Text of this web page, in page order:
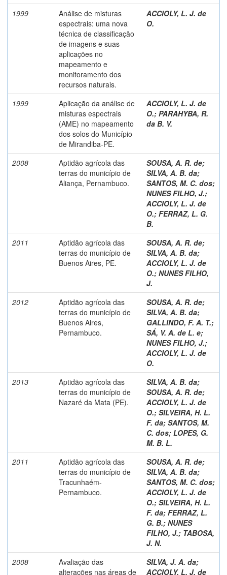
1999
Análise de misturas
espectrais: uma nova
técnica de classificação
de imagens e suas
aplicações no
mapeamento e
monitoramento dos
recursos naturais.
ACCIOLY, L. J. de
O.
1999
Aplicação da análise de
misturas espectrais
(AME) no mapeamento
dos solos do Município
de Mirandiba-PE.
ACCIOLY, L. J. de
O.; PARAHYBA, R.
da B. V.
2008
Aptidão agrícola das
terras do município de
Aliança, Pernambuco.
SOUSA, A. R. de;
SILVA, A. B. da;
SANTOS, M. C. dos;
NUNES FILHO, J.;
ACCIOLY, L. J. de
O.; FERRAZ, L. G.
B.
2011
Aptidão agrícola das
terras do município de
Buenos Aires, PE.
SOUSA, A. R. de;
SILVA, A. B. da;
ACCIOLY, L. J. de
O.; NUNES FILHO,
J.
2012
Aptidão agrícola das
terras do município de
Buenos Aires,
Pernambuco.
SOUSA, A. R. de;
SILVA, A. B. da;
GALLINDO, F. A. T.;
SÁ, V. A. de L. e;
NUNES FILHO, J.;
ACCIOLY, L. J. de
O.
2013
Aptidão agrícola das
terras do município de
Nazaré da Mata (PE).
SILVA, A. B. da;
SOUSA, A. R. de;
ACCIOLY, L. J. de
O.; SILVEIRA, H. L.
F. da; SANTOS, M.
C. dos; LOPES, G.
M. B. L.
2011
Aptidão agrícola das
terras do município de
Tracunhaém-
Pernambuco.
SOUSA, A. R. de;
SILVA, A. B. da;
SANTOS, M. C. dos;
ACCIOLY, L. J. de
O.; SILVEIRA, H. L.
F. da; FERRAZ, L.
G. B.; NUNES
FILHO, J.; TABOSA,
J. N.
2008
Avaliação das
alterações nas áreas de
SILVA, J. A. da;
ACCIOLY, L. J. de